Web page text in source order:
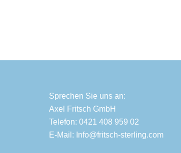
Sprechen Sie uns an:
Axel Fritsch GmbH
Telefon: 0421 408 959 02
E-Mail: Info@fritsch-sterling.com